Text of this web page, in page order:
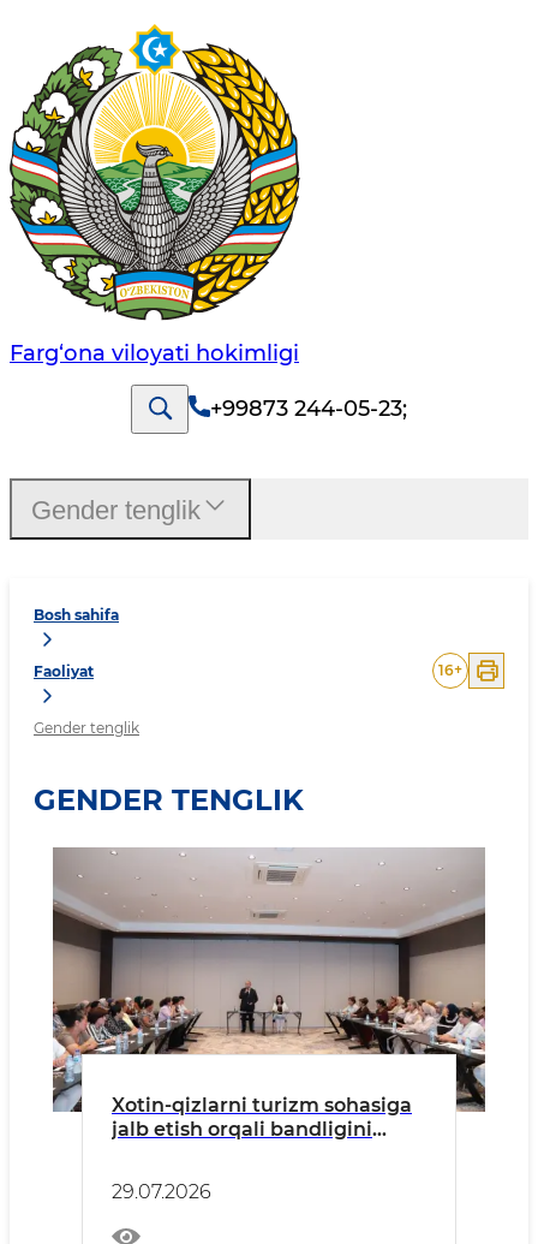
Farg‘оnа vilоyati hоkimligi
+99873 244-05-23;
Bosh sahifa
Faoliyat
Gender tenglik
16+
GENDER TENGLIK
Xotin-qizlarni turizm sohasiga
jalb etish orqali bandligini
29.07.2026
Gender tenglik